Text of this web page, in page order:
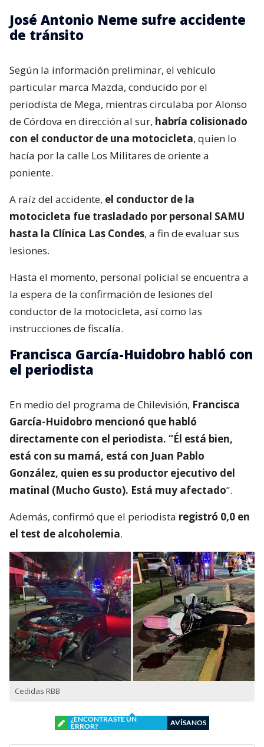
José Antonio Neme sufre accidente
de tránsito
Según la información preliminar, el vehículo
particular marca Mazda, conducido por el
periodista de Mega, mientras circulaba por Alonso
de Córdova en dirección al sur, habría colisionado
con el conductor de una motocicleta, quien lo
hacía por la calle Los Militares de oriente a
poniente.
A raíz del accidente, el conductor de la
motocicleta fue trasladado por personal SAMU
hasta la Clínica Las Condes, a fin de evaluar sus
lesiones.
Hasta el momento, personal policial se encuentra a
la espera de la confirmación de lesiones del
conductor de la motocicleta, así como las
instrucciones de fiscalía.
Francisca García-Huidobro habló con
el periodista
En medio del programa de Chilevisión, Francisca
García-Huidobro mencionó que habló
directamente con el periodista. “Él está bien,
está con su mamá, está con Juan Pablo
González, quien es su productor ejecutivo del
matinal (Mucho Gusto). Está muy afectado”.
Además, confirmó que el periodista registró 0,0 en
el test de alcoholemia.
Cedidas RBB
¿ENCONTRASTE UN
ERROR?
AVÍSANOS